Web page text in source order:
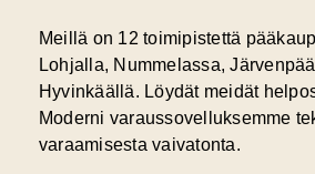
Meillä on 12 toimipistettä
Lohjalla, Nummelassa,
Hyvinkäällä. Löydät meidät
Moderni varaussovelluksemme
varaamisesta vaivatonta.